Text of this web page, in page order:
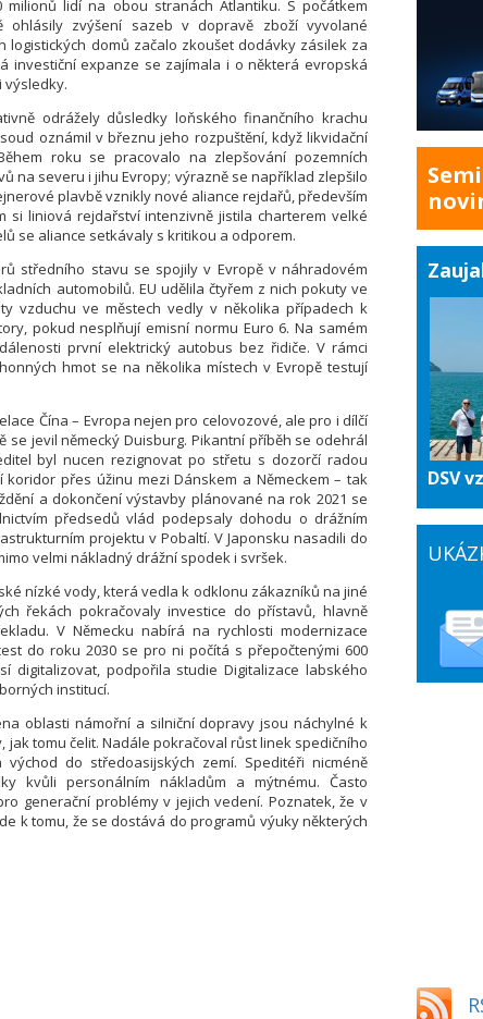
lidí na obou stranách Atlantiku. S počátkem
ohlásily zvýšení sazeb v dopravě zboží vyvolané
logistických domů začalo zkoušet dodávky zásilek za
investiční expanze se zajímala i o některá evropská
výsledky.
odrážely důsledky loňského finančního krachu
oznámil v březnu jeho rozpuštění, když likvidační
roku se pracovalo na zlepšování pozemních
na severu i jihu Evropy; výrazně se například zlepšilo
plavbě vznikly nové aliance rejdařů, především
si liniová rejdařství intenzivně jistila charterem velké
se aliance setkávaly s kritikou a odporem.
středního stavu se spojily v Evropě v náhradovém
automobilů. EU udělila čtyřem z nich pokuty ve
vzduchu ve městech vedly v několika případech k
pokud nesplňují emisní normu Euro 6. Na samém
první elektrický autobus bez řidiče. V rámci
hmot se na několika místech v Evropě testují
Čína – Evropa nejen pro celovozové, ale pro i dílčí
se jevil německý Duisburg. Pikantní příběh se odehrál
byl nucen rezignovat po střetu s dozorčí radou
přes úžinu mezi Dánskem a Německem – tak
a dokončení výstavby plánované na rok 2021 se
předsedů vlád podepsaly dohodu o drážním
projektu v Pobaltí. V Japonsku nasadili do
velmi nákladný drážní spodek i svršek.
nízké vody, která vedla k odklonu zákazníků na jiné
řekách pokračovaly investice do přístavů, hlavně
V Německu nabírá na rychlosti modernizace
do roku 2030 se pro ni počítá s přepočtenými 600
digitalizovat, podpořila studie Digitalizace labského
institucí.
oblasti námořní a silniční dopravy jsou náchylné k
tomu čelit. Nadále pokračoval růst linek spedičního
do středoasijských zemí. Speditéři nicméně
kvůli personálním nákladům a mýtnému. Často
generační problémy v jejich vedení. Poznatek, že v
k tomu, že se dostává do programů výuky některých
DSV